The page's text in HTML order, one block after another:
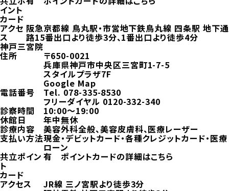
イント
カード
アクセ
ス
阪急京都線 鳥丸駅・市営地下鉄鳥丸線 四条駅 地下通
路15番出口より徒歩3分、1番出口より徒歩4分
神戸三宮院
住所 〒650-0021
兵庫県神戸市中央区三宮町1-7-5
スタイルプラザ7F
Google Map
電話番号 Tel.078-335-8530
フリーダイヤル 0120-332-340
診察時間 10:00～19:00
休館日 年中無休
診療内容 美容外科全般、美容皮膚科、医療レーザー
支払い方法現金・デビットカード・各種クレジットカード・医療
ローン
共立ポイン
ト
カード
有 ポイントカードの詳細はこちら
アクセス JR線 三ノ宮駅より徒歩3分